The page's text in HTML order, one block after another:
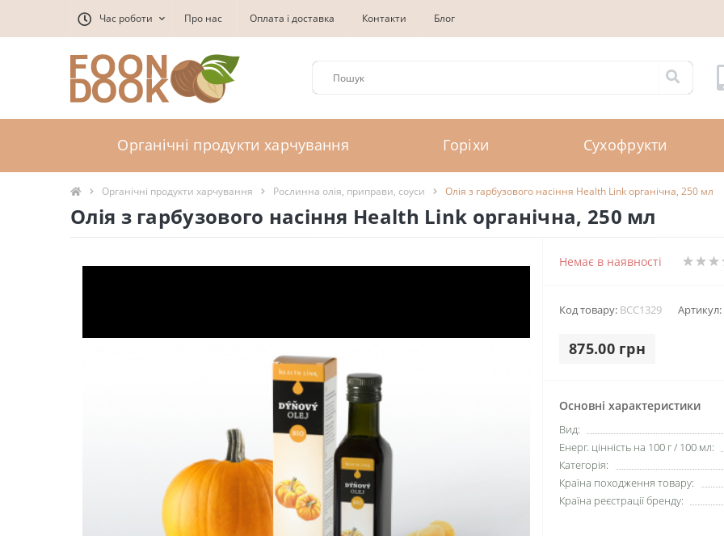
Час роботи Про нас Оплата і доставка Контакти Блог
Органічні продукти харчування Горіхи Сухофрукти
Органічні продукти харчування Рослинна олія, приправи, соуси Олія з гарбузового насіння Health Link органічна, 250 мл
Олія з гарбузового насіння Health Link органічна, 250 мл
Немає в наявності
Код товару: BCC1329 Артикул:
875.00 грн
Основні характеристики
Вид:
Енерг. цінність на 100 г / 100 мл:
Категорія:
Країна походження товару:
Країна реєстрації бренду: